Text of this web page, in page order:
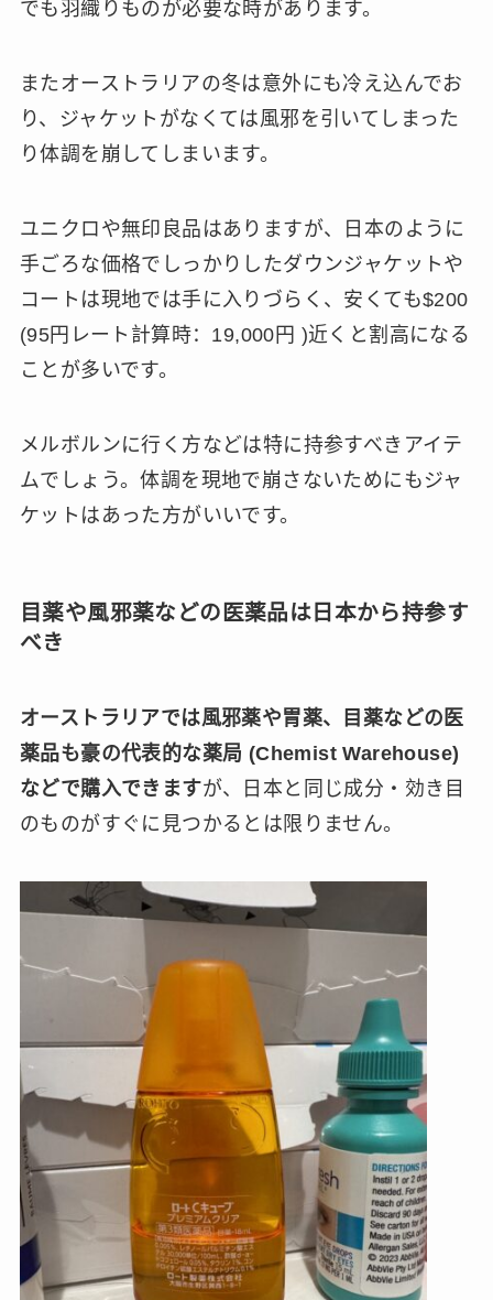
でも羽織りものが必要な時があります。
またオーストラリアの冬は意外にも冷え込んでお
り、ジャケットがなくては風邪を引いてしまった
り体調を崩してしまいます。
ユニクロや無印良品はありますが、日本のように
手ごろな価格でしっかりしたダウンジャケットや
コートは現地では手に入りづらく、安くても$200
(95円レート計算時：19,000円 )近くと割高になる
ことが多いです。
メルボルンに行く方などは特に持参すべきアイテ
ムでしょう。体調を現地で崩さないためにもジャ
ケットはあった方がいいです。
目薬や風邪薬などの医薬品は日本から持参す
べき
オーストラリアでは風邪薬や胃薬、目薬などの医
薬品も豪の代表的な薬局 (Chemist Warehouse)
などで購入できますが、日本と同じ成分・効き目
のものがすぐに見つかるとは限りません。